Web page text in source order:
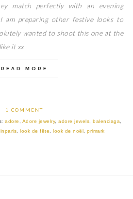
match perfectly with an evening
preparing other festive looks to
wanted to shoot this one at the
it xx
READ MORE
1 COMMENT
adore Adore jewelry,adore jewels ,balenciaga
look de fête look de noël primark